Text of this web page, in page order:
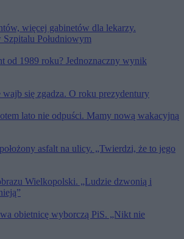
więcej gabinetów dla lekarzy.
Południowym
od 1989 roku? Jednoznaczny wynik
się zgadza. O roku prezydentury
lato nie odpuści. Mamy nową wakacyjną
asfalt na ulicy. „Twierdzi, że to jego
Wielkopolski. „Ludzie dzwonią i
obietnicę wyborczą PiS. „Nikt nie